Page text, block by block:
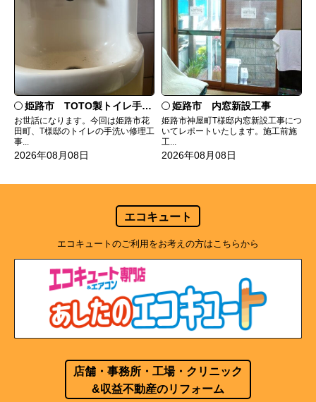
姫路市 TOTO製トイレ手洗いの水漏れ修理
お世話になります。今回は姫路市花
田町、T様邸のトイレの手洗い修理工
事...
2026年08月08日
姫路市 内窓新設工事
姫路市神屋町T様邸内窓新設工事につ
いてレポートいたします。施工前施
工...
2026年08月08日
エコキュート
エコキュートのご利用をお考えの方はこちらから
店舗・事務所・工場・クリニック
&収益不動産のリフォーム